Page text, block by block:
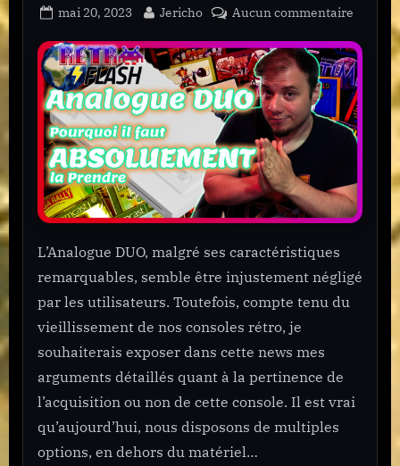
Posted
mai 20, 2023 By
Jericho Aucun commentairesur
DUO
–
Console
:
L’Analogue DUO, malgré ses caractéristiques
remarquables, semble être injustement négligé
par les utilisateurs. Toutefois, compte tenu du
vieillissement de nos consoles rétro, je
souhaiterais exposer dans cette news mes
arguments détaillés quant à la pertinence de
l’acquisition ou non de cette console. Il est vrai
qu’aujourd’hui, nous disposons de multiples
options, en dehors du matériel…